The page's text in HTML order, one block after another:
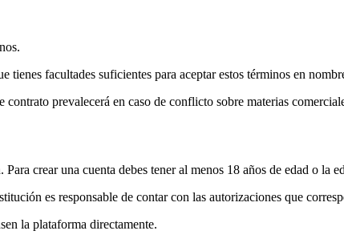
tienes facultades suficientes para aceptar estos términos en
prevalecerá en caso de conflicto sobre materias
crear una cuenta debes tener al menos 18 años de edad o la
es responsable de contar con las autorizaciones que
la plataforma directamente.